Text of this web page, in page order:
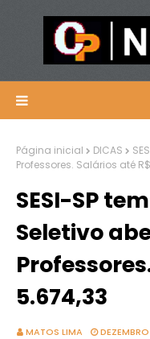
Página inicial DICAS
Professores. Salários até
SESI-SP
Seletivo
5.674,33
MATOS LIMA